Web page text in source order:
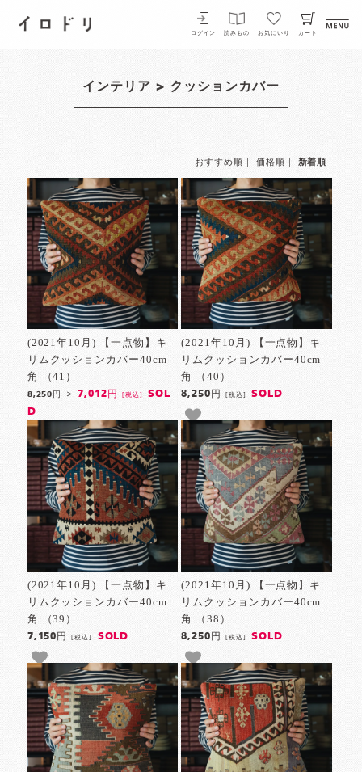
イロドリ
ログイン 読みもの お気にいり カート
インテリア > クッションカバー
おすすめ順 価格順 新着順
(2021年10月) 【一点物】キ
リムクッションカバー40cm
角 （41）
8,250円 7,012円[税込]
SOL
D
(2021年10月) 【一点物】キ
リムクッションカバー40cm
角 （40）
8,250円 [税込] SOLD
(2021年10月) 【一点物】キ
リムクッションカバー40cm
角 （39）
7,150円[税込] SOLD
(2021年10月) 【一点物】キ
リムクッションカバー40cm
角 （38）
8,250円 [税込] SOLD